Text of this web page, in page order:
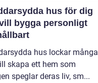
hus för dig
bygga personligt
hus lockar många
skapa ett hem som
speglar deras liv, sm...